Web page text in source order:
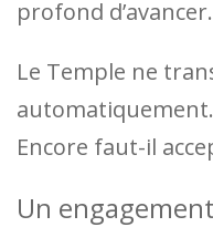
profond d’avancer.
Le Temple ne
Encore faut-il
Un